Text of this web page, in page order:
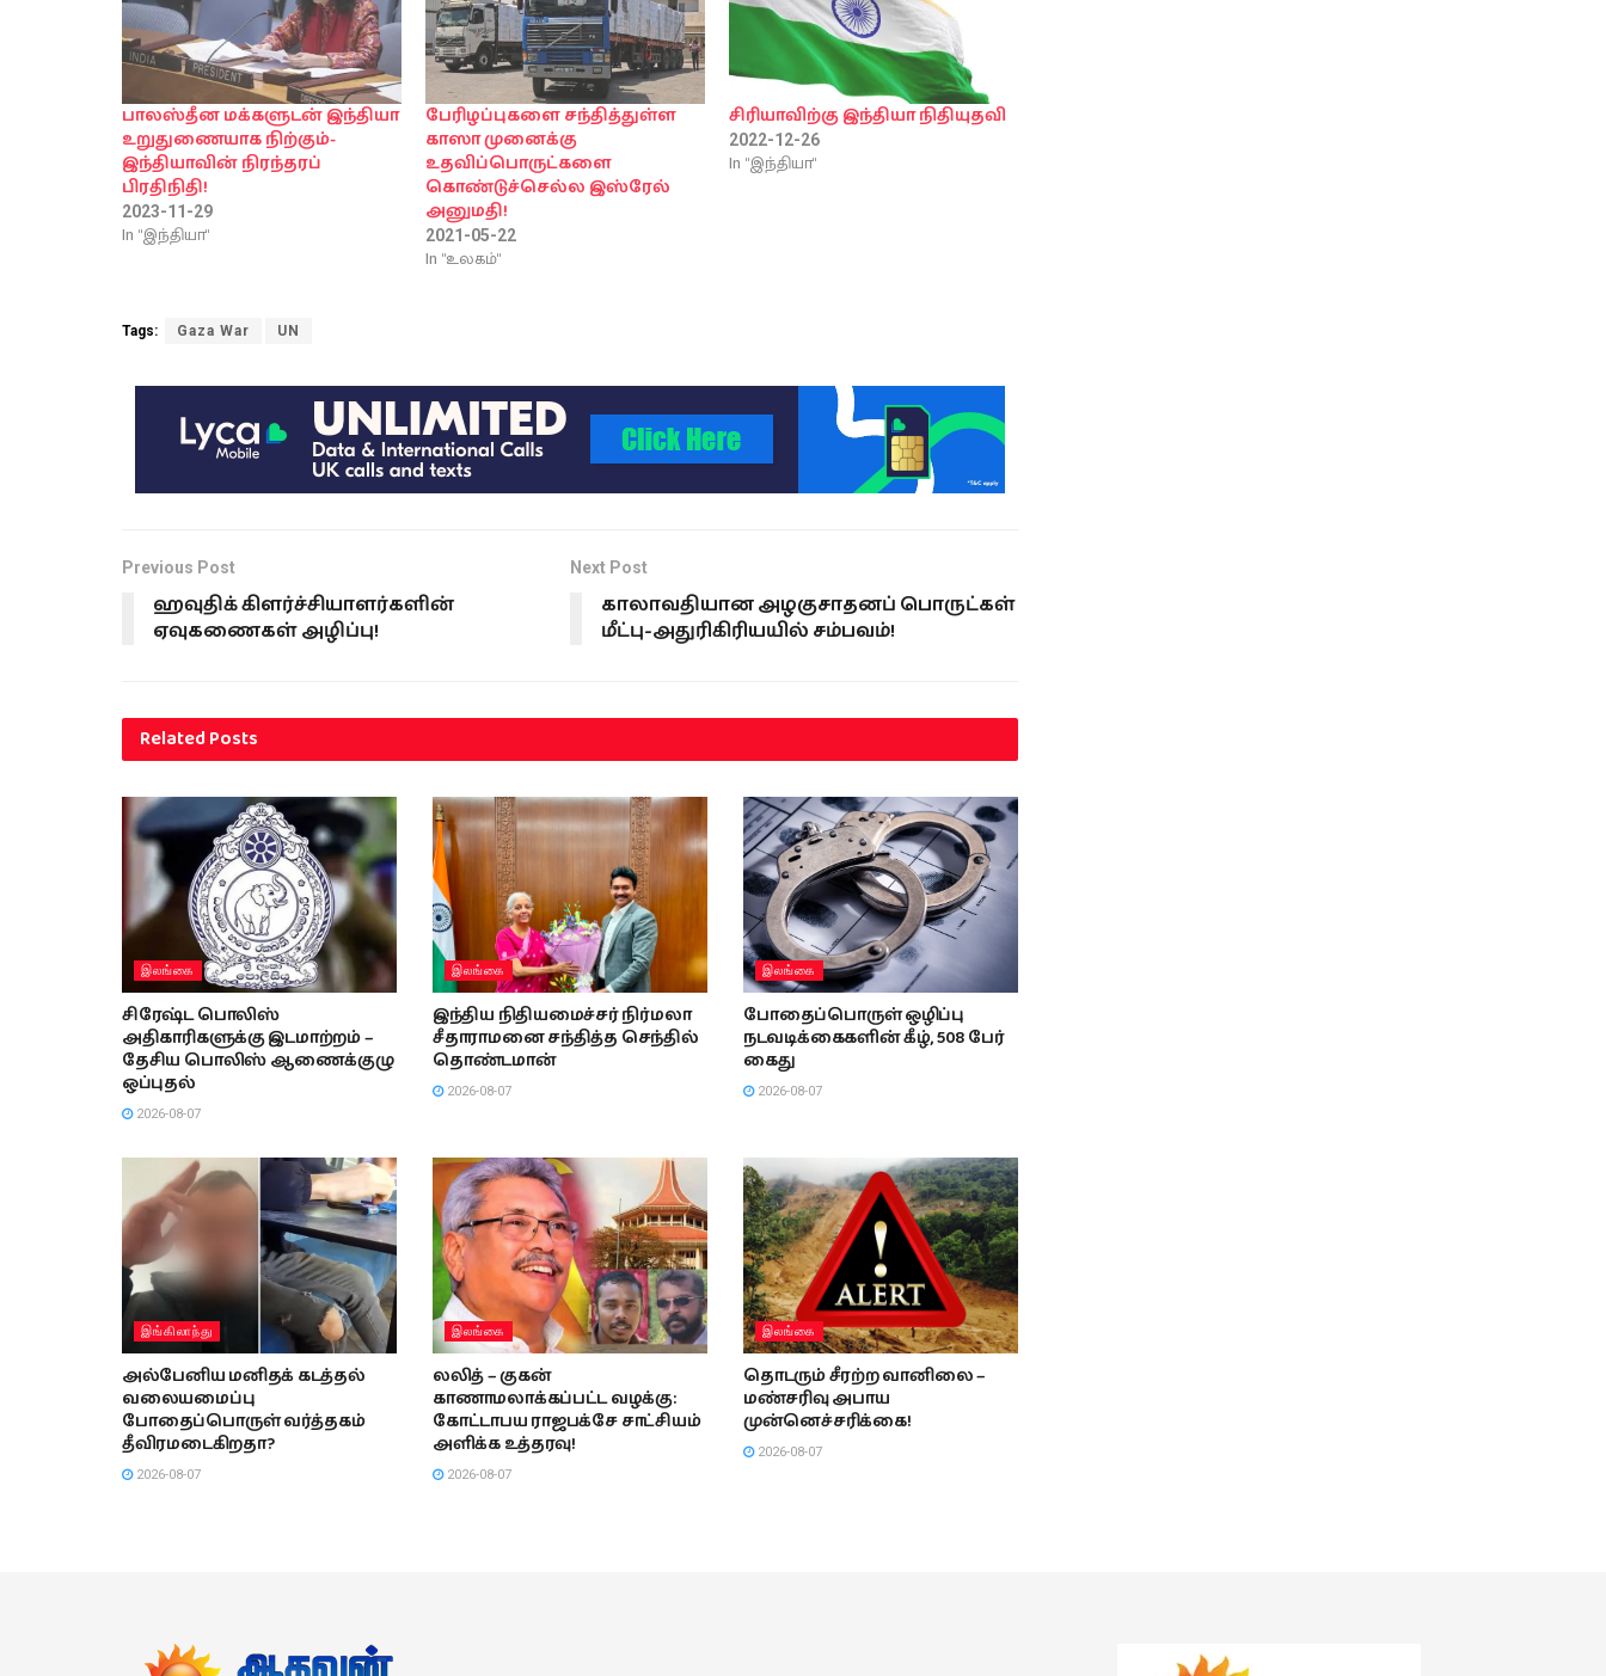
பாலஸ்தீன மக்களுடன் இந்தியா
உறுதுணையாக நிற்கும்-
இந்தியாவின் நிரந்தரப்
பிரதிநிதி!
2023-11-29
In "இந்தியா"
பேரிழப்புகளை சந்தித்துள்ள
காஸா முனைக்கு
உதவிப்பொருட்களை
கொண்டுச்செல்ல இஸ்ரேல்
அனுமதி!
2021-05-22
In "உலகம்"
சிரியாவிற்கு இந்தியா நிதியுதவி
2022-12-26
In "இந்தியா"
Tags: Gaza War UN
Previous Post
ஹவுதிக் கிளர்ச்சியாளர்களின்
ஏவுகணைகள் அழிப்பு!
Next Post
காலாவதியான அழகுசாதனப் பொருட்கள்
மீட்பு-அதுரிகிரியயில் சம்பவம்!
RelatedPosts
இலங்கை
சிரேஷ்ட பொலிஸ்
அதிகாரிகளுக்கு இடமாற்றம் –
தேசிய பொலிஸ் ஆணைக்குழு
ஒப்புதல்
2026-08-07
இலங்கை
இந்திய நிதியமைச்சர் நிர்மலா
சீதாராமனை சந்தித்த செந்தில்
தொண்டமான்
2026-08-07
இலங்கை
போதைப்பொருள் ஒழிப்பு
நடவடிக்கைகளின் கீழ், 508 பேர்
கைது
2026-08-07
இங்கிலாந்து
அல்பேனிய மனிதக் கடத்தல்
வலையமைப்பு
போதைப்பொருள் வர்த்தகம்
தீவிரமடைகிறதா?
2026-08-07
இலங்கை
லலித் – குகன்
காணாமலாக்கப்பட்ட வழக்கு:
கோட்டாபய ராஜபக்சே சாட்சியம்
அளிக்க உத்தரவு!
2026-08-07
இலங்கை
தொடரும் சீரற்ற வானிலை –
மண்சரிவு அபாய
முன்னெச்சரிக்கை!
2026-08-07